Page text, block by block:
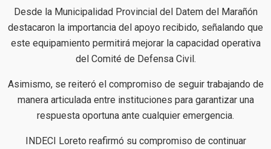
Desde la Municipalidad Provincial del Datem del Marañón
destacaron la importancia del apoyo recibido, señalando que
este equipamiento permitirá mejorar la capacidad operativa
del Comité de Defensa Civil.
Asimismo, se reiteró el compromiso de seguir trabajando de
manera articulada entre instituciones para garantizar una
respuesta oportuna ante cualquier emergencia.
INDECI Loreto reafirmó su compromiso de continuar